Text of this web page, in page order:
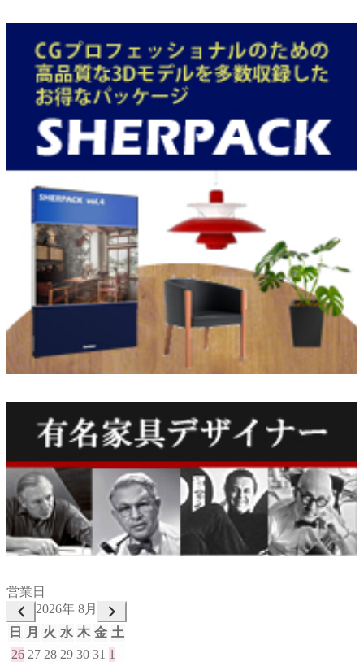
営業日
2026年 8月
日
月 火 水 木 金 土
26 27 28 29 30 31 1